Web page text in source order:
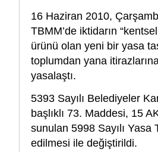
16 Haziran 2010,
TBMM’de iktidarın
ürünü olan yeni bir yasa
toplumdan yana
yasalaştı.
5393 Sayılı Belediyeler
başlıklı 73. Maddesi, 15
sunulan 5998 Sayılı Yasa
edilmesi ile değiştirildi.